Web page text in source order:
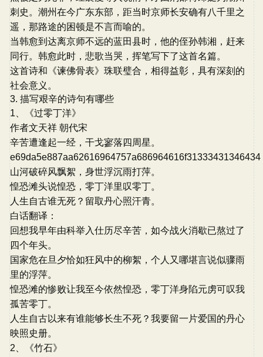
刺史。潮州在今广东东部，距当时京师长安确有八千里之
遥，那路途的困顿是不言而喻的。
当韩愈到达离京师不远的蓝田县时，他的侄孙韩湘，赶来
同行。韩愈此时，悲歌当哭，挥笔写下了这首名篇。
这首诗和《谏佛骨表》珠联璧合，相得益彰，具有深刻的
社会意义。
3. 描写艰辛的诗句有哪些
1、《过零丁洋》
作者文天祥 朝代宋
辛苦遭逢起一经，干戈寥落四周星。
e69da5e887aa62616964757a686964616f31333431346434
山河破碎风飘絮，身世浮沉雨打萍。
惶恐滩头说惶恐，零丁洋里叹零丁。
人生自古谁无死？留取丹心照汗青。
白话翻译：
回想我早年由科举入仕历尽辛苦，如今战火消歇已熬过了
四个年头。
国家危在旦夕恰如狂风中的柳絮，个人又哪堪言说似骤雨
里的浮萍。
惶恐滩的惨败让我至今依然惶恐，零丁洋身陷元虏可叹我
孤苦零丁。
人生自古以来有谁能够长生不死？我要留一片爱国的丹心
映照史册。
2、《竹石》